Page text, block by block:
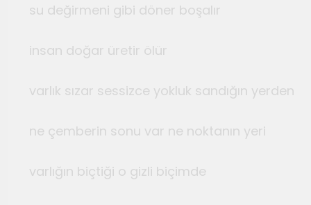
su değirmeni gibi döner boşalır
insan doğar üretir ölür
varlık sızar sessizce yokluk sandığın yerden
ne çemberin sonu var ne noktanın yeri
varlığın biçtiği o gizli biçimde